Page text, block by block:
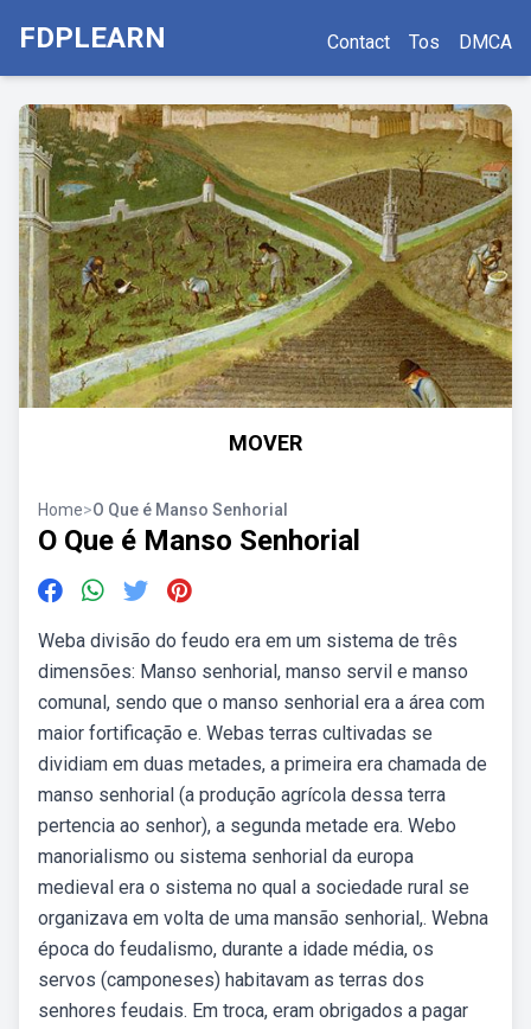
FDPLEARN Contact Tos DMCA
MOVER
Home>O Que é Manso Senhorial
O Que é Manso Senhorial
Weba divisão do feudo era em um sistema de três
dimensões: Manso senhorial, manso servil e manso
comunal, sendo que o manso senhorial era a área com
maior fortificação e. Webas terras cultivadas se
dividiam em duas metades, a primeira era chamada de
manso senhorial (a produção agrícola dessa terra
pertencia ao senhor), a segunda metade era. Webo
manorialismo ou sistema senhorial da europa
medieval era o sistema no qual a sociedade rural se
organizava em volta de uma mansão senhorial,. Webna
época do feudalismo, durante a idade média, os
servos (camponeses) habitavam as terras dos
senhores feudais. Em troca, eram obrigados a pagar